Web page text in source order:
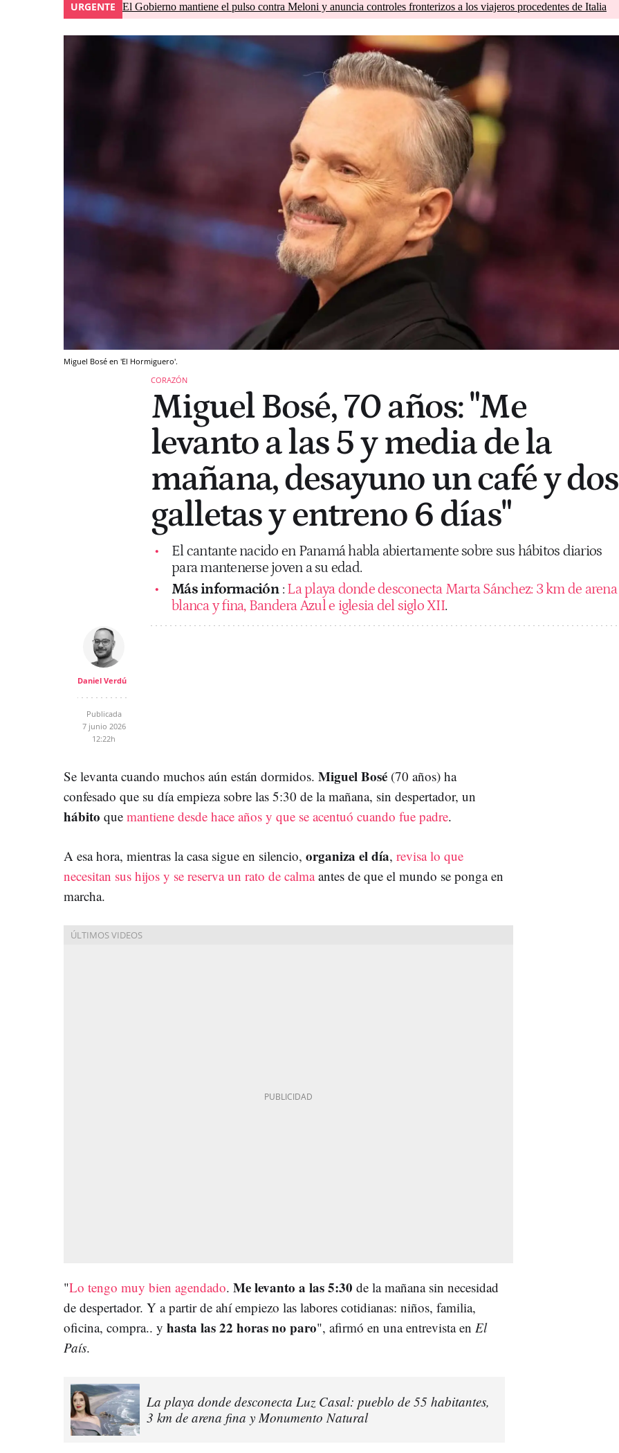
URGENTE El Gobierno mantiene el pulso contra Meloni y anuncia controles fronterizos a los viajeros procedentes de Italia
Miguel Bosé en 'El Hormiguero'.
CORAZÓN
Miguel Bosé, 70 años: "Me
levanto a las 5 y media de la
mañana, desayuno un café y dos
galletas y entreno 6 días"
El cantante nacido en Panamá habla abiertamente sobre sus hábitos diarios
para mantenerse joven a su edad.
Más información : La playa donde desconecta Marta Sánchez: 3 km de arena
blanca y fina, Bandera Azul e iglesia del siglo XII.
Daniel Verdú
Publicada
7 junio 2026
12:22h
Se levanta cuando muchos aún están dormidos. Miguel Bosé (70 años) ha
confesado que su día empieza sobre las 5:30 de la mañana, sin despertador, un
hábito que mantiene desde hace años y que se acentuó cuando fue padre.
A esa hora, mientras la casa sigue en silencio, organiza el día, revisa lo que
necesitan sus hijos y se reserva un rato de calmaantes de que el mundo se ponga en
marcha.
"Lo tengo muy bien agendado. Me levanto a las 5:30 de la mañana sin necesidad
de despertador. Y a partir de ahí empiezo las labores cotidianas: niños, familia,
oficina, compra.. y hasta las 22 horas no paro", afirmó en una entrevista en El
País.
La playa donde desconecta Luz Casal: pueblo de 55 habitantes,
3 km de arena fina y Monumento Natural